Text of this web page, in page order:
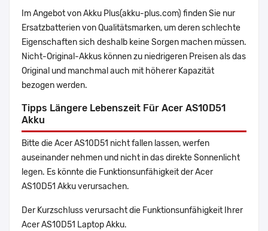
Im Angebot von Akku Plus(akku-plus.com) finden Sie nur
Ersatzbatterien von Qualitätsmarken, um deren schlechte
Eigenschaften sich deshalb keine Sorgen machen müssen.
Nicht-Original-Akkus können zu niedrigeren Preisen als das
Original und manchmal auch mit höherer Kapazität
bezogen werden.
Tipps Längere Lebenszeit Für Acer AS10D51
Akku
Bitte die Acer AS10D51 nicht fallen lassen, werfen
auseinander nehmen und nicht in das direkte Sonnenlicht
legen. Es könnte die Funktionsunfähigkeit der Acer
AS10D51 Akku verursachen.
Der Kurzschluss verursacht die Funktionsunfähigkeit Ihrer
Acer AS10D51 Laptop Akku.